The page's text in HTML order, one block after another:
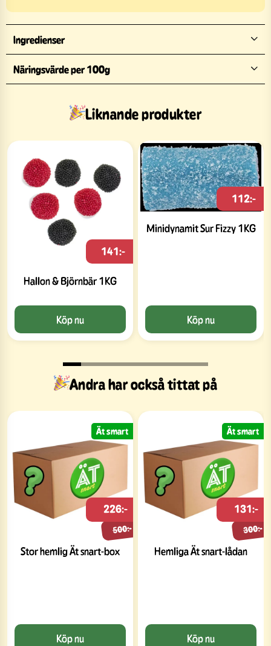
Ingredienser
Näringsvärde per 100g
Liknande produkter
Hallon & Björnbär 1KG
141:-
Köp nu
Minidynamit Sur Fizzy 1KG
112:-
Köp nu
Andra har också tittat på
Stor hemlig Ät snart-box
500:-
226:-
Köp nu
Ät smart
Hemliga Ät snart-lådan
300:-
131:-
Köp nu
Ät smart